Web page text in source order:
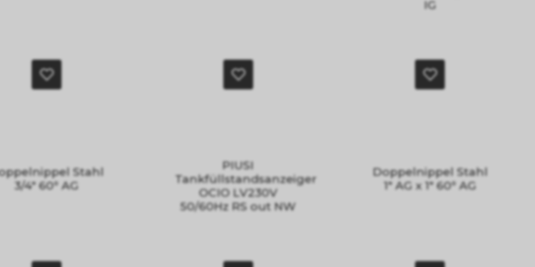
IG
Stahl
3/4" 60° AG
PIUSI
Tankfüllstandsanzeiger
OCIO LV230V
50/60Hz RS out NW
Doppelnippel Stahl
1" AG x 1" 60° AG